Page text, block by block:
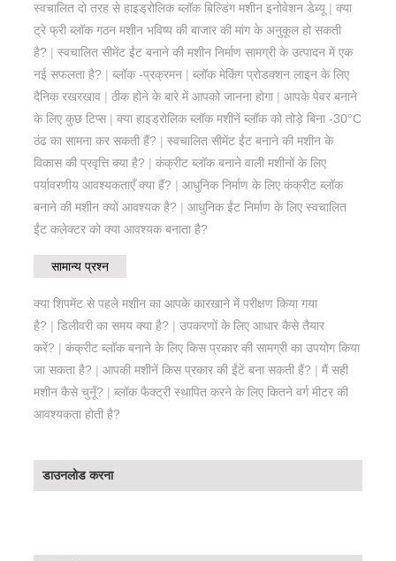
स्वचालित दो तरह से हाइड्रोलिक ब्लॉक बिल्डिंग मशीन इनोवेशन डेब्यू |क्या
ट्रे फ्री ब्लॉक गठन मशीन भविष्य की बाजार की मांग के अनुकूल हो सकती
है? |स्वचालित सीमेंट ईंट बनाने की मशीन निर्माण सामग्री के उत्पादन में एक
नई सफलता है? |ब्लॉक -प्रक्रमन |ब्लॉक मेकिंग प्रोडक्शन लाइन के लिए
दैनिक रखरखाव |ठीक होने के बारे में आपको जानना होगा |आपके पेवर बनाने
के लिए कुछ टिप्स|क्या हाइड्रोलिक ब्लॉक मशीनें ब्लॉक को तोड़े बिना -30°C
ठंढ का सामना कर सकती हैं? |स्वचालित सीमेंट ईंट बनाने की मशीन के
विकास की प्रवृत्ति क्या है? |कंक्रीट ब्लॉक बनाने वाली मशीनों के लिए
पर्यावरणीय आवश्यकताएँ क्या हैं? |आधुनिक निर्माण के लिए कंक्रीट ब्लॉक
बनाने की मशीन क्यों आवश्यक है? |आधुनिक ईंट निर्माण के लिए स्वचालित
ईंट कलेक्टर को क्या आवश्यक बनाता है?
सामान्य प्रश्न
क्या शिपमेंट से पहले मशीन का आपके कारखाने में परीक्षण किया गया
है? |डिलीवरी का समय क्या है? |उपकरणों के लिए आधार कैसे तैयार
करें? |कंक्रीट ब्लॉक बनाने के लिए किस प्रकार की सामग्री का उपयोग किया
जा सकता है? |आपकी मशीनें किस प्रकार की ईंटें बना सकती हैं? |मैं सही
मशीन कैसे चुनूँ? |ब्लॉक फैक्ट्री स्थापित करने के लिए कितने वर्ग मीटर की
आवश्यकता होती है?
डाउनलोड करना